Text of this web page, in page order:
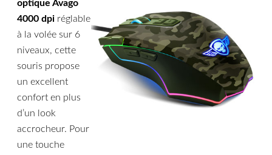
optique Avago
4000 dpi réglable
à la volée sur 6
niveaux, cette
souris propose
un excellent
confort en plus
d’un look
accrocheur. Pour
une touche